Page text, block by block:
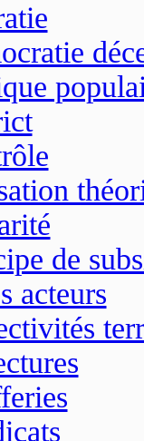
de
acteurs